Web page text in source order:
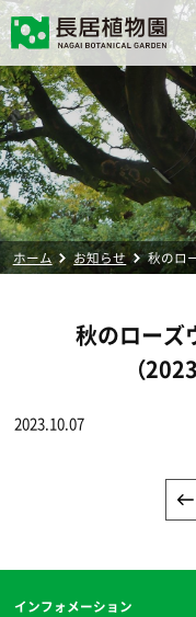
ホーム お知らせ 秋のロ
秋のローズ
（
2023.10.07
インフォメーション